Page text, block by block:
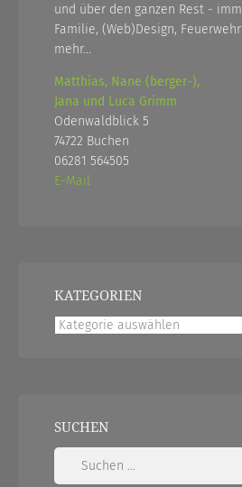
und über den ganzen Rest -
Familie, (Web)Design,
mehr...
Matthias, Nane (berger-),
Jana und Luca Grimm
Odenwaldblick 5
74722 Buchen
06281 564505
E-Mail
KATEGORIEN
Kategorien
SUCHEN
Suchen